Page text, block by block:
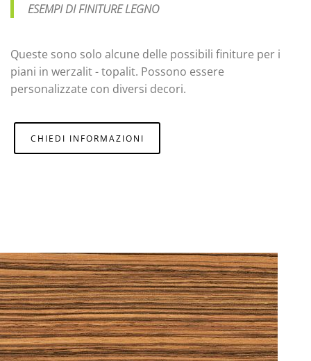
ESEMPI DI FINITURE LEGNO
Queste sono solo alcune delle possibili finiture per i
piani in werzalit - topalit. Possono essere
personalizzate con diversi decori.
CHIEDI INFORMAZIONI
Z-LIGHT 0211